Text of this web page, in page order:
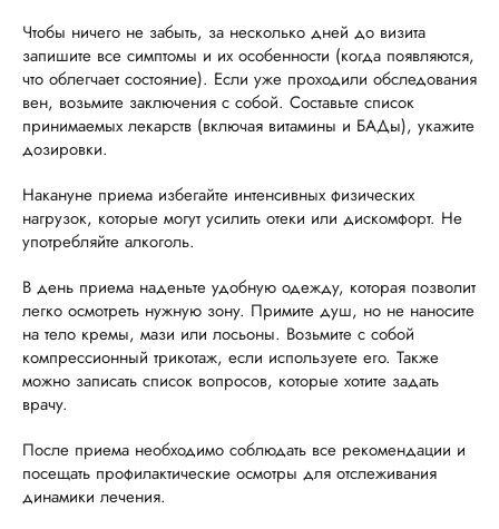
Чтобы ничего не забыть, за несколько дней до визита
запишите все симптомы и их особенности (когда появляются,
что облегчает состояние). Если уже проходили обследования
вен, возьмите заключения с собой. Составьте список
принимаемых лекарств (включая витамины и БАДы), укажите
дозировки.
Накануне приема избегайте интенсивных физических
нагрузок, которые могут усилить отеки или дискомфорт. Не
употребляйте алкоголь.
В день приема наденьте удобную одежду, которая позволит
легко осмотреть нужную зону. Примите душ, но не наносите
на тело кремы, мази или лосьоны. Возьмите с собой
компрессионный трикотаж, если используете его. Также
можно записать список вопросов, которые хотите задать
врачу.
После приема необходимо соблюдать все рекомендации и
посещать профилактические осмотры для отслеживания
динамики лечения.